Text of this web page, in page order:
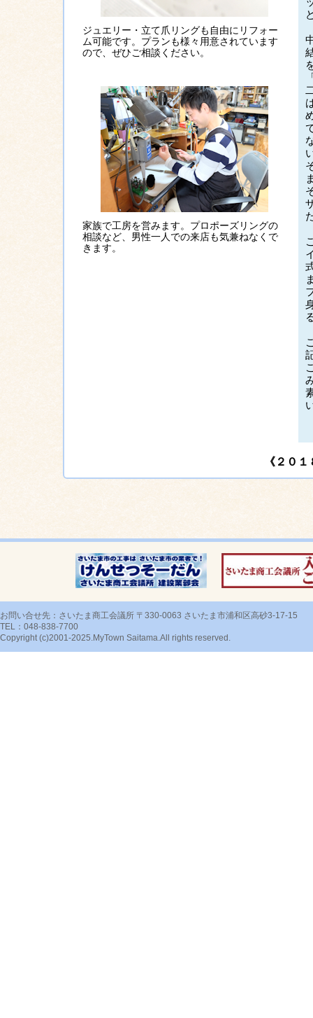
ジュエリー・立て爪リングも自由にリフォー
ム可能です。プランも様々用意されています
ので、ぜひご相談ください。
家族で工房を営みます。プロポーズリングの
相談など、男性一人での来店も気兼ねなくで
きます。
《２０
お問い合せ先：さいたま商工会議所 〒330-0063 さいたま市浦和区高砂3-17-15
TEL：048-838-7700
Copyright (c)2001-2025.MyTown Saitama.All rights reserved.